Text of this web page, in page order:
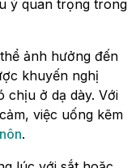
ý quan trọng trong
ảnh hưởng đến
khuyến nghị
chịu ở dạ dày. Với
việc uống kẽm
.